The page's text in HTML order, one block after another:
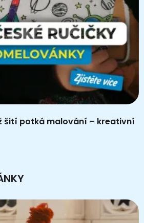
šití potká malování – kreativní